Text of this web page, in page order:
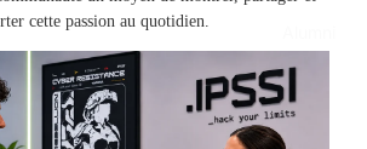
cette passion au quotidien.